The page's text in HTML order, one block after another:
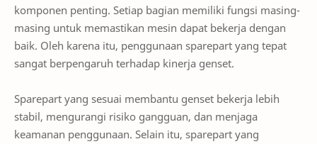
komponen penting. Setiap bagian memiliki fungsi masing-
masing untuk memastikan mesin dapat bekerja dengan
baik. Oleh karena itu, penggunaan sparepart yang tepat
sangat berpengaruh terhadap kinerja genset.
Sparepart yang sesuai membantu genset bekerja lebih
stabil, mengurangi risiko gangguan, dan menjaga
keamanan penggunaan. Selain itu, sparepart yang